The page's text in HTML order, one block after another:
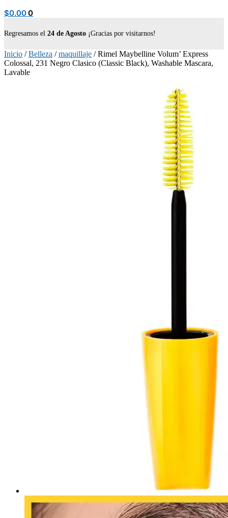
$0.00 0
Regresamos el 24 de Agosto ¡Gracias por visitarnos!
Inicio /Belleza /maquillaje /Rimel Maybelline Volum’ Express
Colossal, 231 Negro Clasico (Classic Black), Washable Mascara,
Lavable